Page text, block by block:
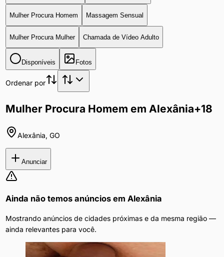
Mulher Procura Homem Massagem Sensual
Mulher Procura Mulher Chamada de Vídeo Adulto
Disponíveis Fotos
Ordenar por
Mulher Procura Homem em Alexânia+18
Alexânia, GO
Anunciar
Ainda não temos anúncios em Alexânia
Mostrando anúncios de cidades próximas e da mesma região —
ainda relevantes para você.